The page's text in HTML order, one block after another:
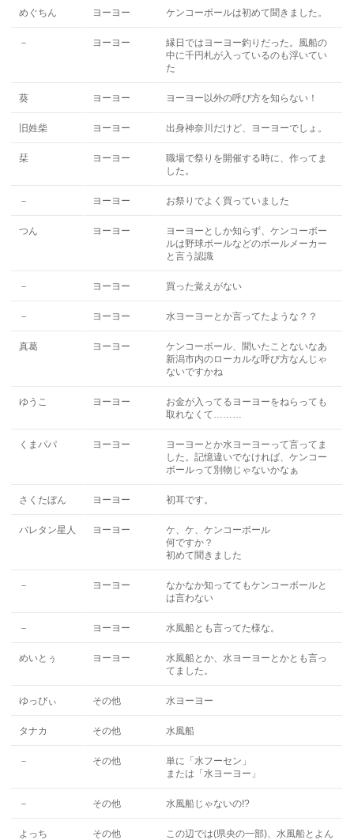
めぐちん ヨーヨー ケンコーボールは初めて聞きました。
－ ヨーヨー
縁日ではヨーヨー釣りだった。風船の
中に千円札が入っているのも浮いてい
た
葵 ヨーヨー ヨーヨー以外の呼び方を知らない！
旧姓柴 ヨーヨー 出身神奈川だけど、ヨーヨーでしょ。
栞 ヨーヨー
職場で祭りを開催する時に、作ってま
した。
－ ヨーヨー お祭りでよく買っていました
つん ヨーヨー
ヨーヨーとしか知らず、ケンコーボー
ルは野球ボールなどのボールメーカー
と言う認識
－ ヨーヨー 買った覚えがない
－ ヨーヨー 水ヨーヨーとか言ってたような？？
真葛 ヨーヨー
ケンコーボール、聞いたことないなあ
新潟市内のローカルな呼び方なんじゃ
ないですかね
ゆうこ ヨーヨー
お金が入ってるヨーヨーをねらっても
取れなくて………
くまパパ ヨーヨー
ヨーヨーとか水ヨーヨーって言ってま
した。記憶違いでなければ、ケンコー
ボールって別物じゃないかなぁ
さくたぼん ヨーヨー 初耳です。
バレタン星人 ヨーヨー
ケ、ケ、ケンコーボール
何ですか？
初めて聞きました
－ ヨーヨー
なかなか知っててもケンコーボールと
は言わない
－ ヨーヨー 水風船とも言ってた様な。
めいとぅ ヨーヨー
水風船とか、水ヨーヨーとかとも言っ
てました。
ゆっぴぃ その他 水ヨーヨー
タナカ その他 水風船
－ その他
単に「水フーセン」
または「水ヨーヨー」
－ その他 水風船じゃないの!?
よっち その他
この辺では(県央の一部)、水風船とよん